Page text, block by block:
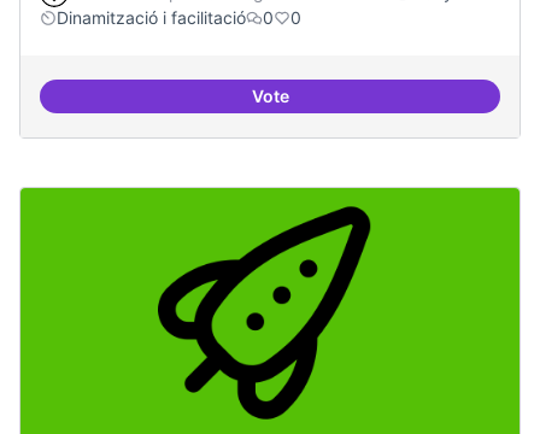
Dinamització i facilitació
0 0
VoteIniciativa Legislativa Popular